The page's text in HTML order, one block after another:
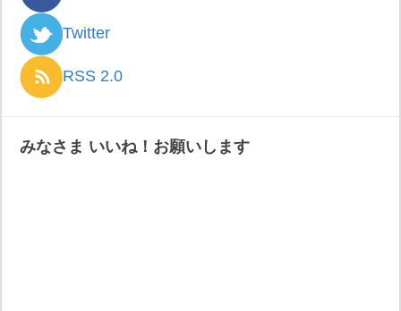
Twitter
RSS 2.0
みなさま いいね！お願いします